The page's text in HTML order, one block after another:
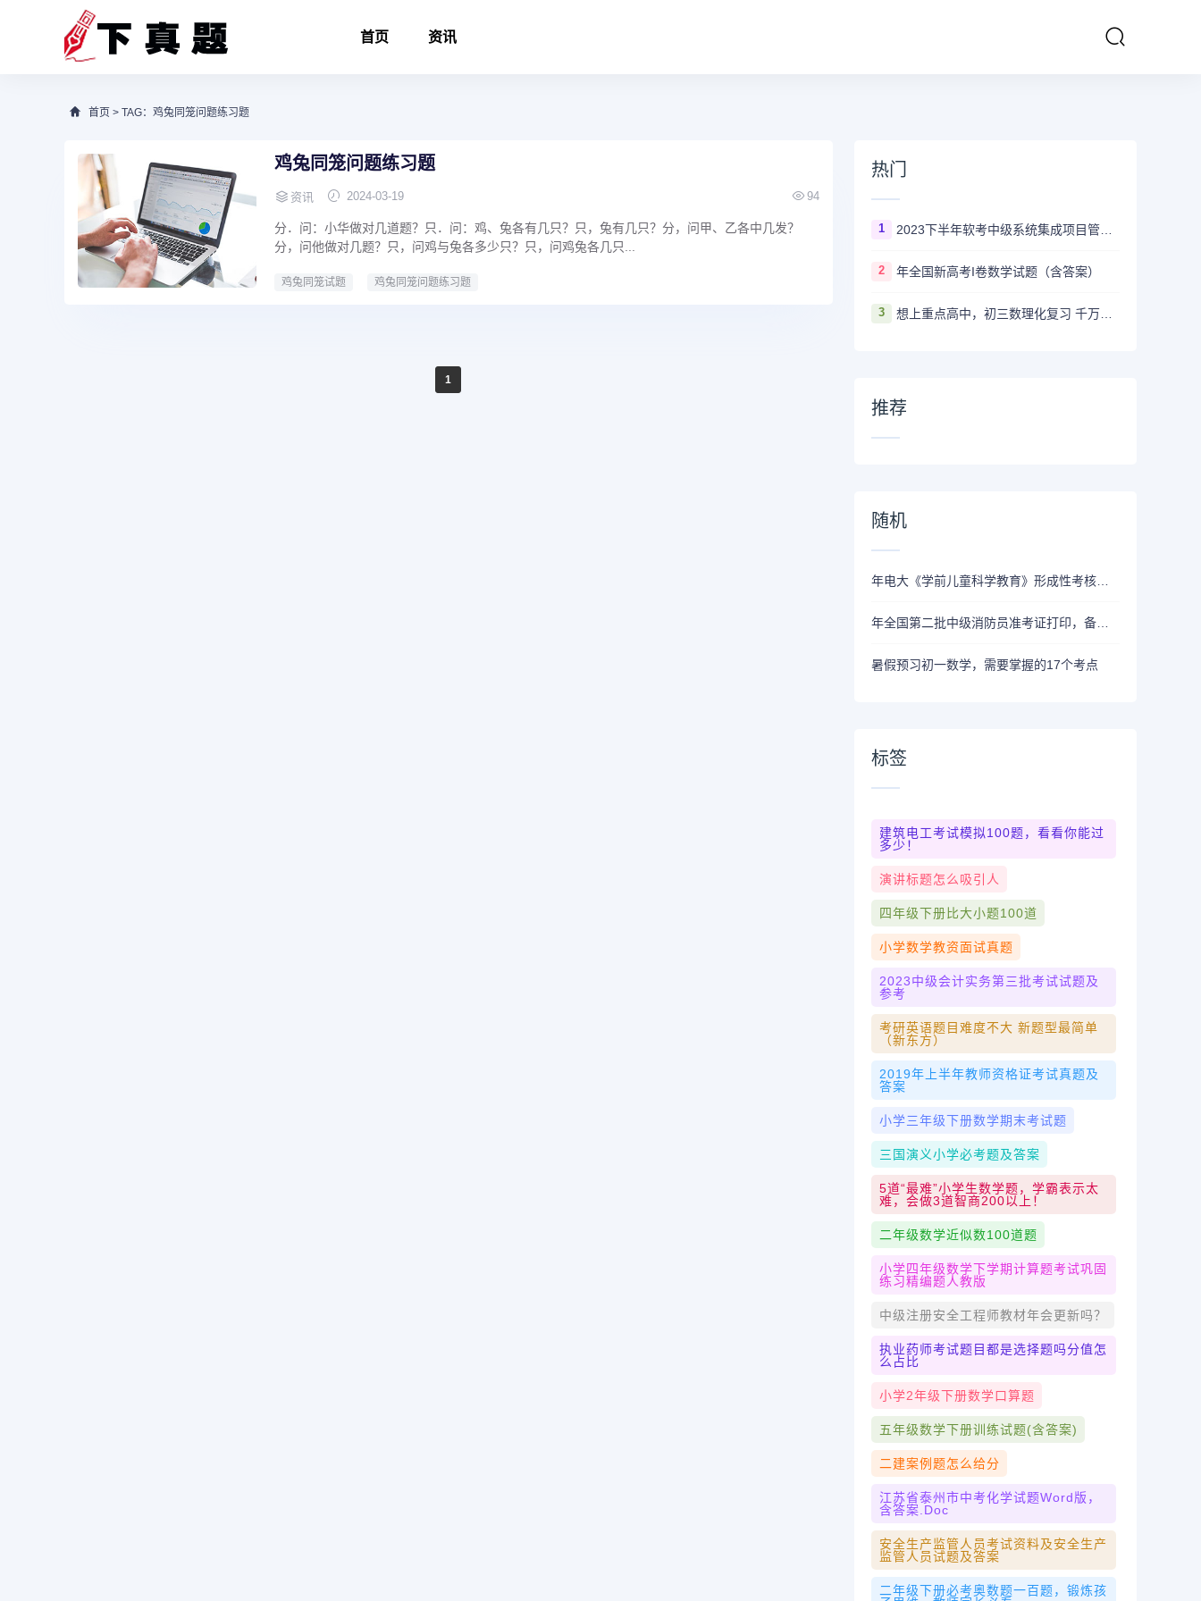
首页 资讯
首页 > TAG：鸡兔同笼问题练习题
鸡兔同笼问题练习题
资讯 2024-03-19 94
分．问：小华做对几道题？只．问：鸡、兔各有几只？只，兔有几只？分，问甲、乙各中几发？
分，问他做对几题？只，问鸡与兔各多少只？只，问鸡兔各几只...
鸡兔同笼试题 鸡兔同笼问题练习题
1
热门
1 2023下半年软考中级系统集成项目管理工程师多长时间出成绩
2 年全国新高考I卷数学试题（含答案）
3 想上重点高中，初三数理化复习 千万不要盲目刷真题卷和模拟卷！
推荐
随机
暑假预习初一数学，需要掌握的17个考点
标签
建筑电工考试模拟100题，看看你能过
多少！
演讲标题怎么吸引人
四年级下册比大小题100道
小学数学教资面试真题
2023中级会计实务第三批考试试题及
参考
考研英语题目难度不大 新题型最简单
（新东方）
2019年上半年教师资格证考试真题及
答案
小学三年级下册数学期末考试题
三国演义小学必考题及答案
5道“最难”小学生数学题，学霸表示太
难，会做3道智商200以上！
二年级数学近似数100道题
小学四年级数学下学期计算题考试巩固
练习精编题人教版
中级注册安全工程师教材年会更新吗？
执业药师考试题目都是选择题吗分值怎
么占比
小学2年级下册数学口算题
五年级数学下册训练试题(含答案)
二建案例题怎么给分
江苏省泰州市中考化学试题word版，
含答案.doc
安全生产监管人员考试资料及安全生产
监管人员试题及答案
二年级下册必考奥数题一百题，锻炼孩